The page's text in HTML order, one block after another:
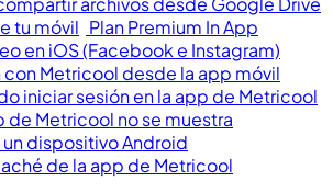
tu móvil Plan Premium In App
en iOS (Facebook e Instagram)
con Metricool desde la app móvil
iniciar sesión en la app de Metricool
de Metricool no se muestra
dispositivo Android
de la app de Metricool